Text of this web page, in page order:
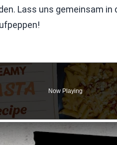
Lass uns gemeinsam in
Now Playing